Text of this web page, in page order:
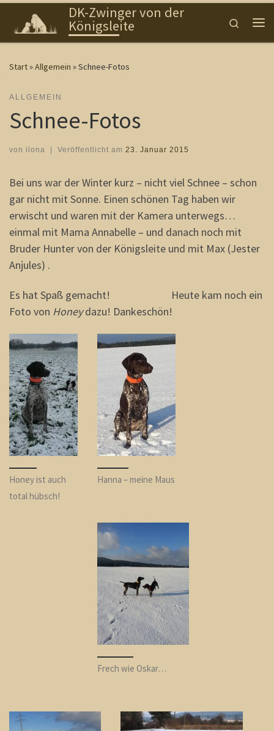
Zum Inhalt springenDK-Zwinger von der
Königsleite
Search
Start»Allgemein »Schnee-Fotos
ALLGEMEIN
Schnee-Fotos
von ilona Veröffentlicht am 23. Januar 2015
Bei uns war der Winter kurz – nicht viel Schnee – schon
gar nicht mit Sonne. Einen schönen Tag haben wir
erwischt und waren mit der Kamera unterwegs…
einmal mit Mama Annabelle – und danach noch mit
Bruder Hunter von der Königsleite und mit Max (Jester
Anjules) .
Es hat Spaß gemacht! Heute kam noch ein
Foto von Honeydazu! Dankeschön!
Honey ist auch
total hübsch!
Hanna – meine Maus
Frech wie Oskar…